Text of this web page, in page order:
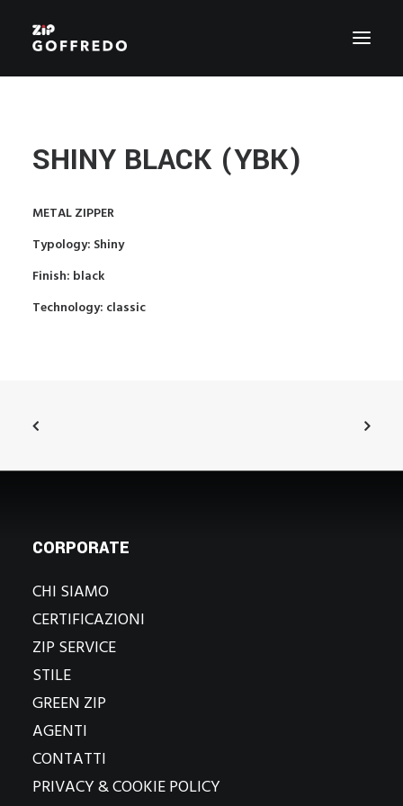
CERTIFICAZIONI
STILE
GREEN ZIP
AGENTI
CONTATTI
SHINY BLACK (YBK)
METAL ZIPPER
Typology: Shiny
Finish: black
Technology: classic
CORPORATE
CHI SIAMO
CERTIFICAZIONI
ZIP SERVICE
STILE
GREEN ZIP
AGENTI
CONTATTI
PRIVACY & COOKIE POLICY